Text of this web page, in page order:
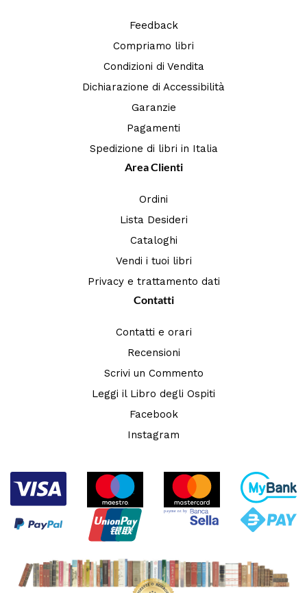
Feedback
Compriamo libri
Condizioni di Vendita
Dichiarazione di Accessibilità
Garanzie
Pagamenti
Spedizione di libri in Italia
Area Clienti
Ordini
Lista Desideri
Cataloghi
Vendi i tuoi libri
Privacy e trattamento dati
Contatti
Contatti e orari
Recensioni
Scrivi un Commento
Leggi il Libro degli Ospiti
Facebook
Instagram